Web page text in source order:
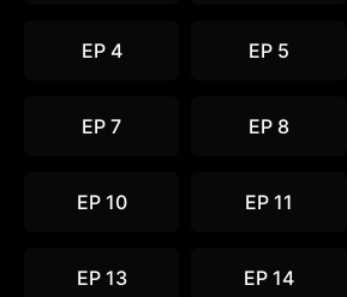
EP 4 EP 5
EP 7 EP 8
EP 10 EP 11
EP 13 EP 14